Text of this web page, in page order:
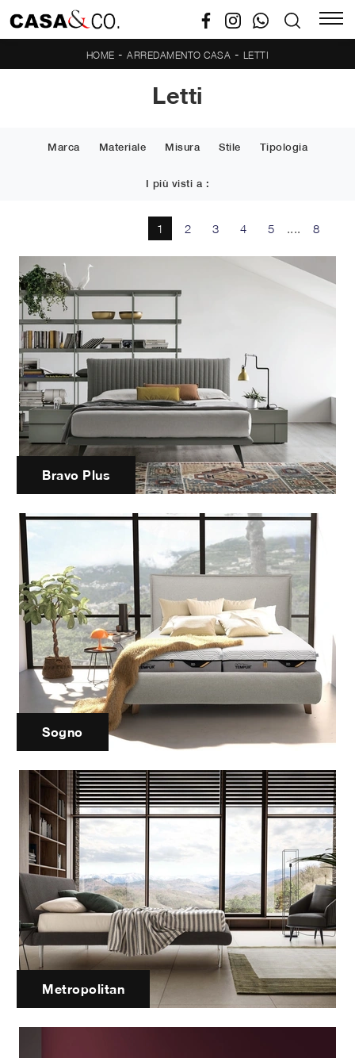
HOME -ARREDAMENTO CASA - LETTI
Letti
Marca Materiale Misura Stile Tipologia
I più visti a :
1 2 3 4 5 .... 8
Bravo Plus
Sogno
Metropolitan